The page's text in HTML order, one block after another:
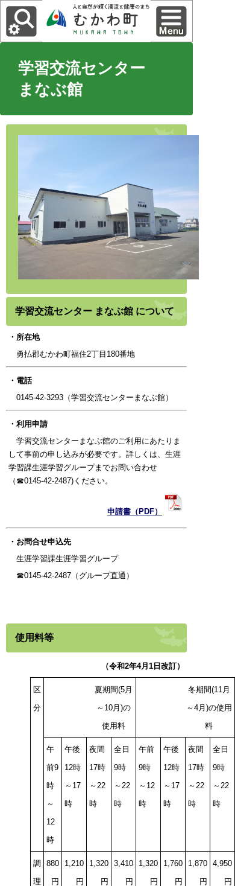
学習交流センター
まなぶ館
学習交流センター まなぶ館 について
・所在地
勇払郡むかわ町福住2丁目180番地
・電話
0145-42-3293（学習交流センターまなぶ館）
・利用申請
学習交流センターまなぶ館のご利用にあたりま
して事前の申し込みが必要です。 詳しくは、生涯
学習課生涯学習グループまでお問い合わせ
（☎0145-42-2487)ください。
申請書（PDF）
・お問合せ申込先
生涯学習課生涯学習グループ
☎0145-42-2487（グループ直通）
使用料等
（令和2年4月1日改訂）
区
分
夏期間(5月
～10月)の
使用料
冬期間(11月
～4月)の使用
料
午
前9
時
～
12
時
午後
12時
～17
時
夜間
17時
～22
時
全日
9時
～22
時
午前
9時
～12
時
午後
12時
～17
時
夜間
17時
～22
時
全日
9時
～22
時
調
理
880
円
1,210
円
1,320
円
3,410
円
1,320
円
1,760
円
1,870
円
4,950
円